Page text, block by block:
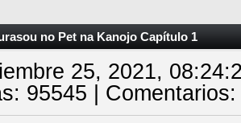
no Pet na Kanojo Capítulo 1
25, 2021,
95545 | Comentarios: